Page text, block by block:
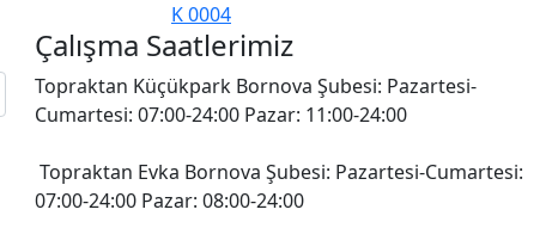
K 0004
Çalışma Saatlerimiz
Topraktan Küçükpark Bornova Şubesi: Pazartesi-
Cumartesi: 07:00-24:00 Pazar: 11:00-24:00
Topraktan Evka Bornova Şubesi: Pazartesi-Cumartesi:
07:00-24:00 Pazar: 08:00-24:00